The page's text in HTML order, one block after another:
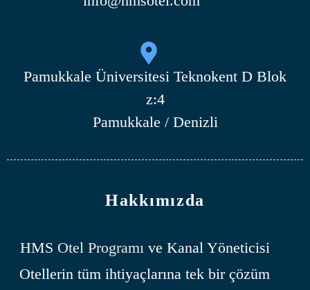
Pamukkale Üniversitesi Teknokent D Blok
z:4
Pamukkale / Denizli
Hakkımızda
HMS Otel Programıve Kanal Yöneticisi
Otellerin tüm ihtiyaçlarına tek bir çözüm